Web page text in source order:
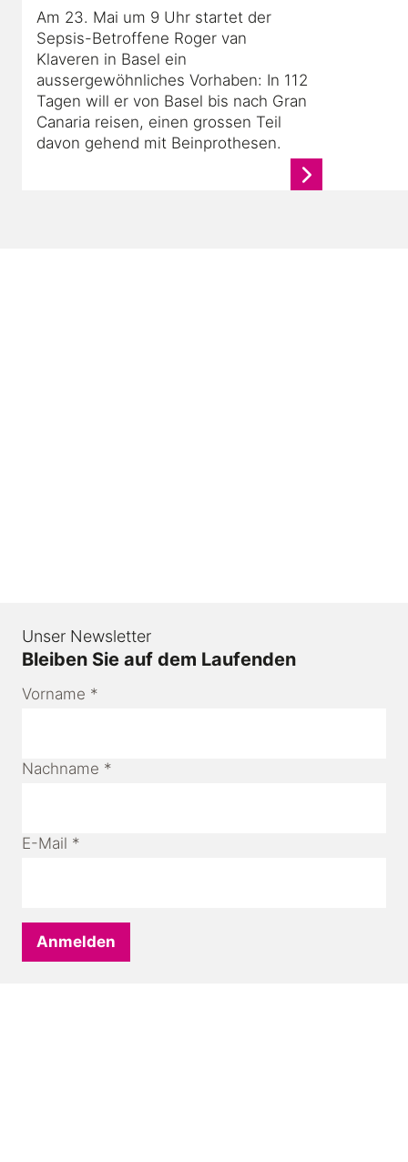
Am 23. Mai um 9 Uhr startet der
Sepsis-Betroffene Roger van
Klaveren in Basel ein
aussergewöhnliches Vorhaben: In 112
Tagen will er von Basel bis nach Gran
Canaria reisen, einen grossen Teil
davon gehend mit Beinprothesen.
Unser Newsletter
Bleiben Sie auf dem Laufenden
Vorname *
Nachname *
E-Mail *
Anmelden